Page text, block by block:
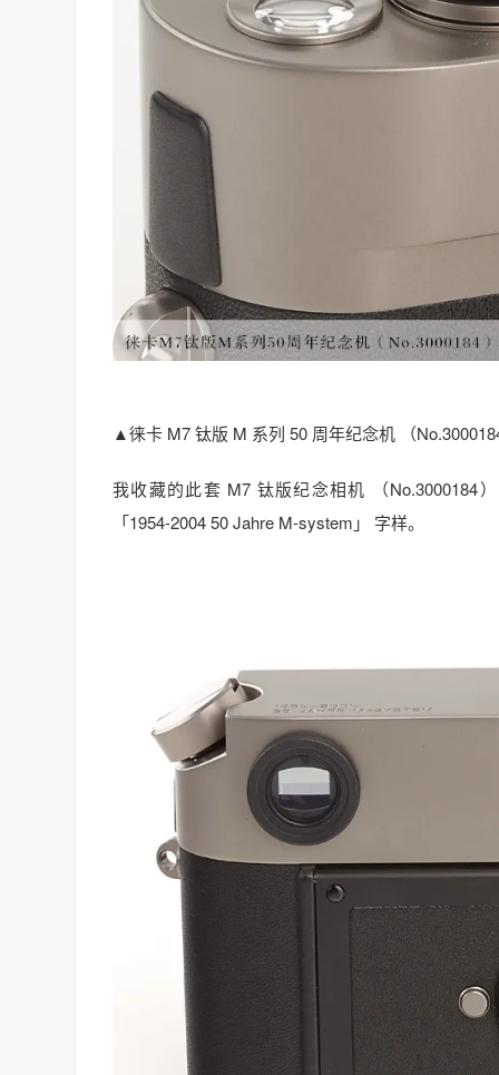
▲徕卡 M7 钛版 M 系列 50 周年纪念机 （
我收藏的此套 M7 钛版纪念相机 （No.3000184
「1954-2004 50 Jahre M-system」 字样。